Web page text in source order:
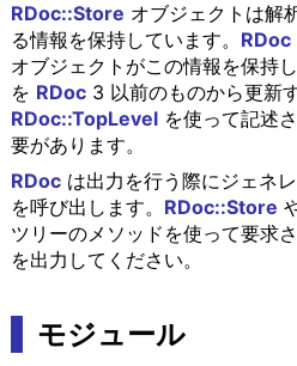
RDoc::Store オブジェクトは解
る情報を保持しています。 RDoc
オブジェクトがこの情報を保持
を RDoc3 以前のものから更新す
RDoc::TopLevelを使って記述
要があります。
RDocは出力を行う際にジェネ
を呼び出します。 RDoc::Store
ツリーのメソッドを使って要求
を出力してください。
モジュール